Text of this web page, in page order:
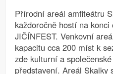
Přírodní areál amfiteátru
každoročně hostí na
JIČÍNFEST. Venkovní
kapacitu cca 200 míst k
zde kulturní a
představení. Areál Skalky